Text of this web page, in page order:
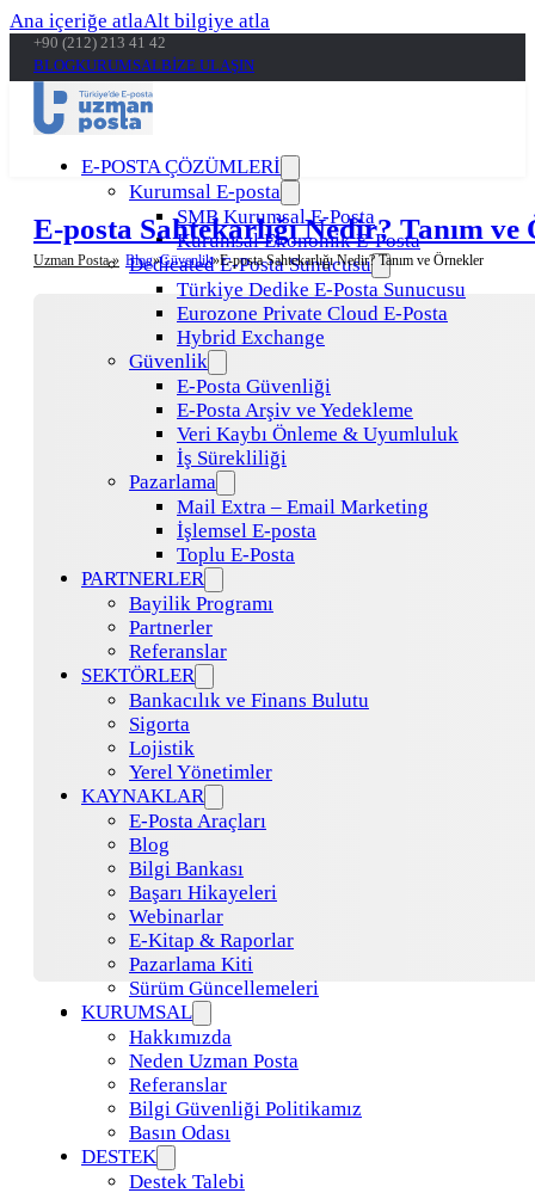
Ana içeriğe atlaAlt bilgiye atla
+90 (212) 213 41 42
BLOGKURUMSALBİZE ULAŞIN
E-POSTA ÇÖZÜMLERİ
Kurumsal E-posta
SMB Kurumsal E-Posta
Kurumsal Ekonomik E-Posta
Dedicated E-Posta Sunucusu
Türkiye Dedike E-Posta Sunucusu
Eurozone Private Cloud E-Posta
Hybrid Exchange
Güvenlik
E-Posta Güvenliği
E-Posta Arşiv ve Yedekleme
Veri Kaybı Önleme & Uyumluluk
İş Sürekliliği
Pazarlama
Mail Extra – Email Marketing
İşlemsel E-posta
Toplu E-Posta
PARTNERLER
Bayilik Programı
Partnerler
Referanslar
SEKTÖRLER
Bankacılık ve Finans Bulutu
Sigorta
Lojistik
Yerel Yönetimler
KAYNAKLAR
E-Posta Araçları
Blog
Bilgi Bankası
Başarı Hikayeleri
Webinarlar
E-Kitap & Raporlar
Pazarlama Kiti
Sürüm Güncellemeleri
KURUMSAL
Hakkımızda
Neden Uzman Posta
Referanslar
Bilgi Güvenliği Politikamız
Basın Odası
DESTEK
Destek Talebi
E-posta Sahtekarlığı Nedir? Tanım
Uzman Posta » Blog Güvenlik E-posta Sahtekarlığı Nedir? Tanım ve Örnekler